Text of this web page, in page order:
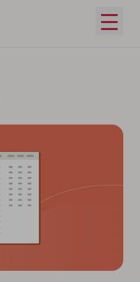
メイ